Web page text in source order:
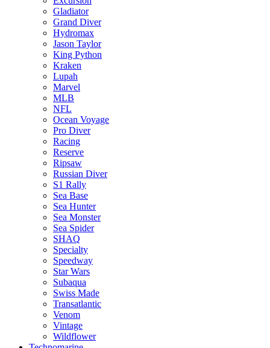
Gladiator
Grand Diver
Hydromax
Jason Taylor
King Python
Kraken
Lupah
Marvel
MLB
NFL
Ocean Voyage
Pro Diver
Racing
Reserve
Ripsaw
Russian Diver
S1 Rally
Sea Base
Sea Hunter
Sea Monster
Sea Spider
SHAQ
Specialty
Speedway
Star Wars
Subaqua
Swiss Made
Transatlantic
Venom
Vintage
Wildflower